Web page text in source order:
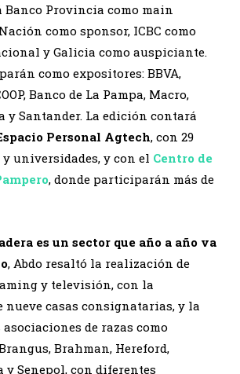
Banco Provincia como main
como sponsor, ICBC como
y Galicia como auspiciante.
como expositores: BBVA,
Banco de La Pampa, Macro,
y Santander. La edición contará
Personal Agtech, con 29
universidades, y con el Centro de
, donde participarán más de
es un sector que año a año va
, Abdo resaltó la realización de
y televisión, con la
casas consignatarias, y la
de razas como
Brahman, Hereford,
y Senepol, con diferentes